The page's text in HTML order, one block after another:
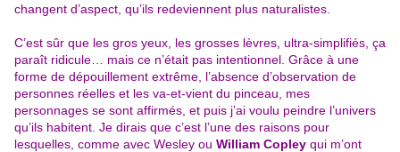
changent d’aspect, qu’ils redeviennent plus naturalistes.
C’est sûr que les gros yeux, les grosses lèvres, ultra-simplifiés, ça
paraît ridicule… mais ce n’était pas intentionnel. Grâce à une
forme de dépouillement extrême, l’absence d’observation de
personnes réelles et les va-et-vient du pinceau, mes
personnages se sont affirmés, et puis j’ai voulu peindre l’univers
qu’ils habitent. Je dirais que c’est l’une des raisons pour
lesquelles, comme avec Wesley ou William Copley qui m’ont